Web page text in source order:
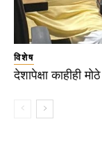
विशेष
देशापेक्षा काहीही